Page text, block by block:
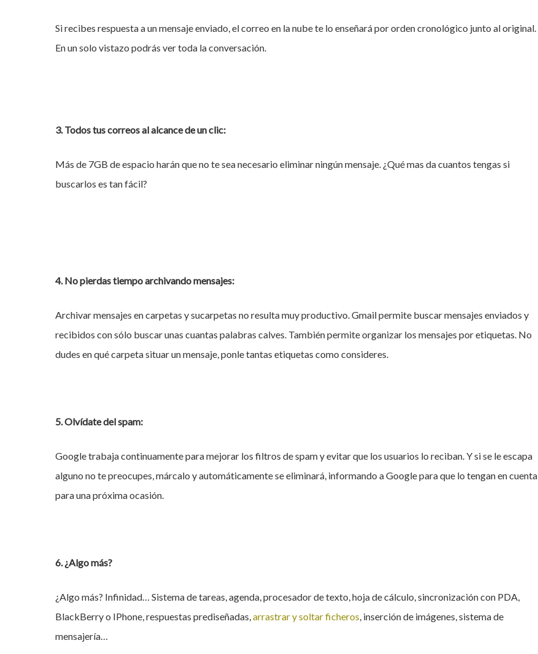
Si recibes respuesta a un mensaje enviado, el correo en la nube te lo enseñará por orden cronológico junto al original.
En un solo vistazo podrás ver toda la conversación.
3. Todos tus correos al alcance de un clic:
Más de 7GB de espacio harán que no te sea necesario eliminar ningún mensaje. ¿Qué mas da cuantos tengas si
buscarlos es tan fácil?
4. No pierdas tiempo archivando mensajes:
Archivar mensajes en carpetas y sucarpetas no resulta muy productivo. Gmail permite buscar mensajes enviados y
recibidos con sólo buscar unas cuantas palabras calves. También permite organizar los mensajes por etiquetas. No
dudes en qué carpeta situar un mensaje, ponle tantas etiquetas como consideres.
5. Olvídate del spam:
Google trabaja continuamente para mejorar los filtros de spam y evitar que los usuarios lo reciban. Y si se le escapa
alguno no te preocupes, márcalo y automáticamente se eliminará, informando a Google para que lo tengan en cuenta
para una próxima ocasión.
6. ¿Algo más?
¿Algo más? Infinidad… Sistema de tareas, agenda, procesador de texto, hoja de cálculo, sincronización con PDA,
BlackBerry o IPhone, respuestas prediseñadas,arrastrar y soltar ficheros, inserción de imágenes, sistema de
mensajería…